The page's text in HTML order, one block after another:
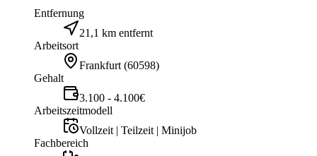
Entfernung
21,1 km entfernt
Arbeitsort
Frankfurt (60598)
Gehalt
3.100 - 4.100€
Arbeitszeitmodell
Vollzeit | Teilzeit | Minijob
Fachbereich